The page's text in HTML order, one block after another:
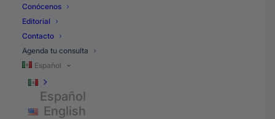
Conócenos
Editorial
Contacto
Agenda tu consulta
Español
Español
English
Ahora si te quedaste indocumentado
por más de un año el castigo es de
10 años que no puedes volver a los
Estados Unidos y no te puedes hacer
residente.